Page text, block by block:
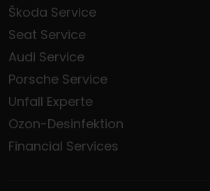
Škoda Service
Seat Service
Audi Service
Porsche Service
Unfall Experte
Ozon-Desinfektion
Financial Services